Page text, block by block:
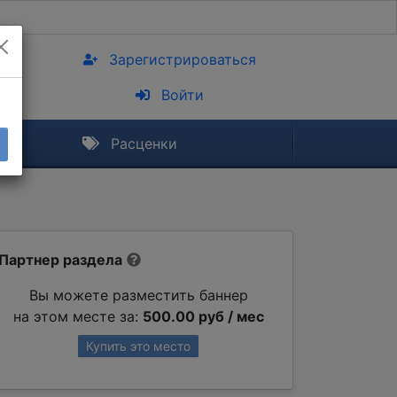
Зарегистрироваться
Войти
Расценки
Партнер раздела
Вы можете разместить баннер
на этом месте за: 500.00 руб / мес
Купить это место